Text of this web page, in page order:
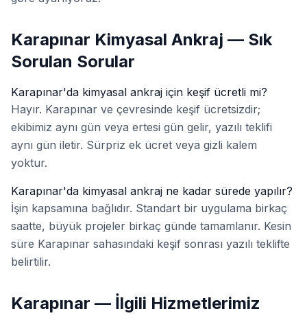
Karapınar Kimyasal Ankraj — Sık
Sorulan Sorular
Karapınar'da kimyasal ankraj için keşif ücretli mi?
Hayır. Karapınar ve çevresinde keşif ücretsizdir;
ekibimiz aynı gün veya ertesi gün gelir, yazılı teklifi
aynı gün iletir. Sürpriz ek ücret veya gizli kalem
yoktur.
Karapınar'da kimyasal ankraj ne kadar sürede yapılır?
İşin kapsamına bağlıdır. Standart bir uygulama birkaç
saatte, büyük projeler birkaç günde tamamlanır. Kesin
süre Karapınar sahasındaki keşif sonrası yazılı teklifte
belirtilir.
Karapınar — İlgili Hizmetlerimiz